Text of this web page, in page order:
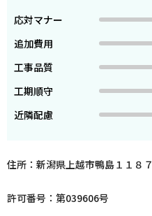
応対マナー
追加費用
工事品質
工期順守
近隣配慮
住所：新潟県上越市鴨島１１８７
許可番号：第039606号